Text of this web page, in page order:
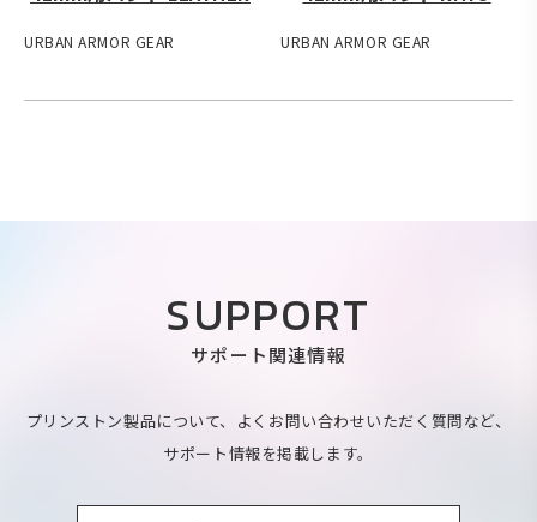
URBAN ARMOR GEAR URBAN ARMOR GEAR
SUPPORT
サポート関連情報
プリンストン製品について、よくお問い合わせいただく質問など、
サポート情報を掲載します。